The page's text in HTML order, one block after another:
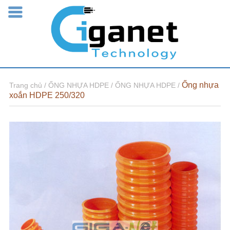
Trang chủ / ỐNG NHỰA HDPE / ỐNG NHỰA HDPE / Ống nhựa
xoắn HDPE 250/320